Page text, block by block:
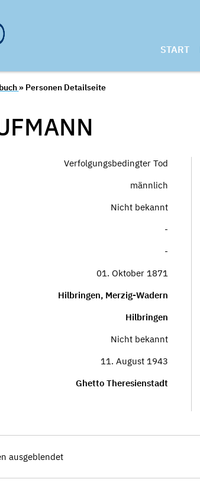
START
» Personen Detailseite
Verfolgungsbedingter Tod
männlich
Nicht bekannt
-
-
01. Oktober 1871
Hilbringen, Merzig-Wadern
Hilbringen
Nicht bekannt
11. August 1943
Ghetto Theresienstadt
ausgeblendet